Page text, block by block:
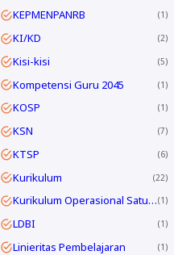
KEPMENPANRB 1
KI/KD 2
Kisi-kisi 5
Kompetensi Guru 2045 1
KOSP 1
KSN 7
KTSP 6
Kurikulum 22
Kurikulum Operasional Satuan Pendidikan 1
LDBI 1
Linieritas Pembelajaran 1